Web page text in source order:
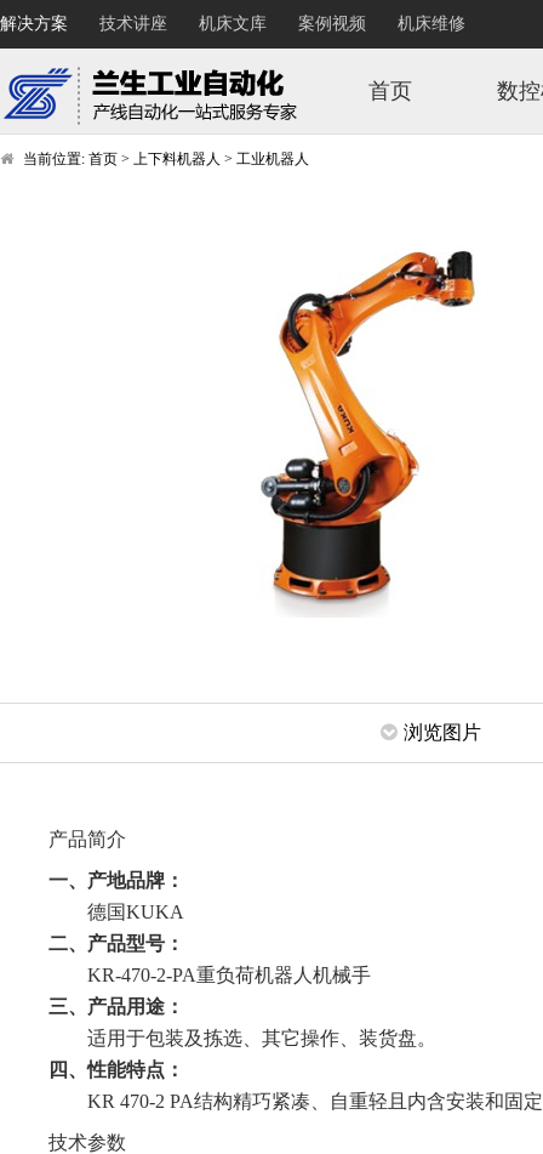
解决方案 技术讲座 机床文库 案例视频 机床维修
首页 数
当前位置: 首页 > 上下料机器人 > 工业机器人
浏览图片
产品简介
一、产地品牌：
德国KUKA
二、产品型号：
KR-470-2-PA重负荷机器人机械手
三、产品用途：
适用于包装及拣选、其它操作、装货盘。
四、性能特点：
KR 470-2 PA结构精巧紧凑、自重轻且内含安装和固
技术参数